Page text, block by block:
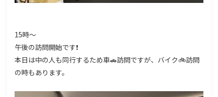
15時～
午後の訪問開始です❗
本日は中の人も同行するため車🚗訪問ですが、バイク🚲訪問
の時もあります。